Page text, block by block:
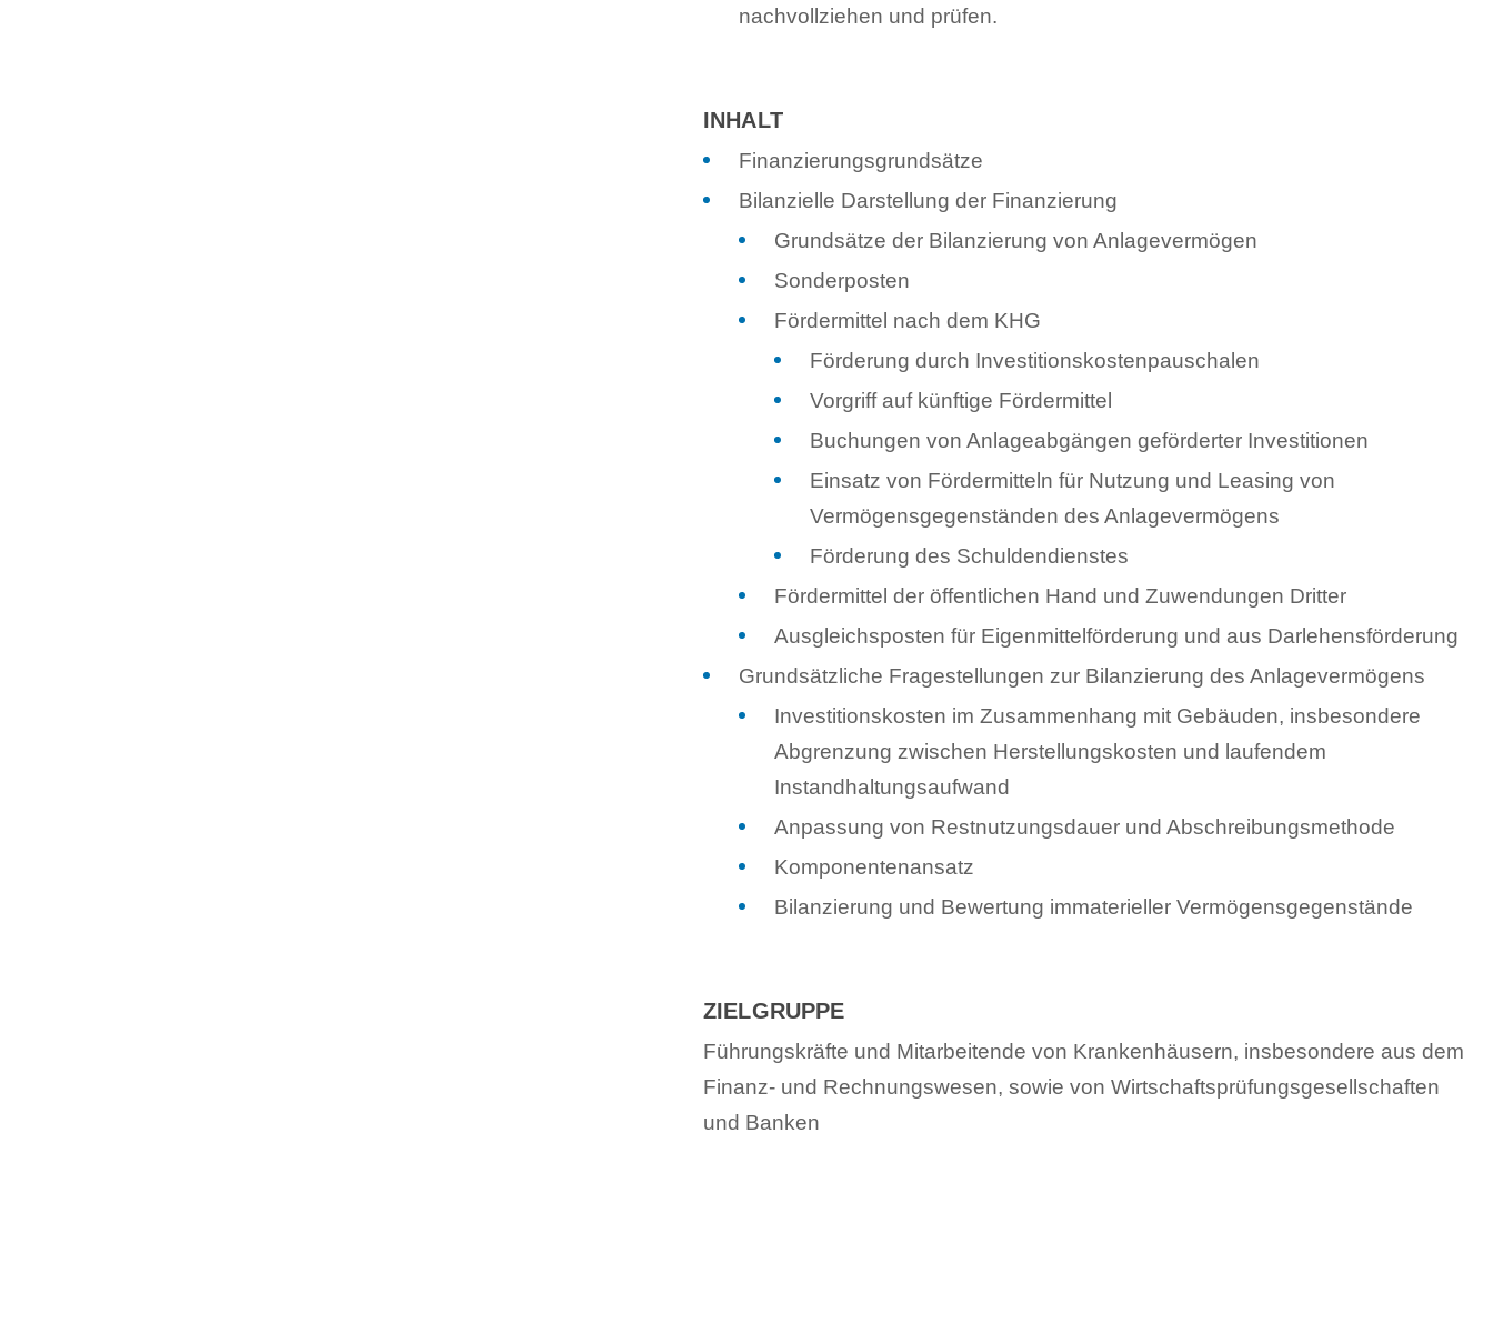
nachvollziehen und prüfen.
INHALT
Finanzierungsgrundsätze
Bilanzielle Darstellung der Finanzierung
Grundsätze der Bilanzierung von Anlagevermögen
Sonderposten
Fördermittel nach dem KHG
Förderung durch Investitionskostenpauschalen
Vorgriff auf künftige Fördermittel
Buchungen von Anlageabgängen geförderter Investitionen
Einsatz von Fördermitteln für Nutzung und Leasing von
Vermögensgegenständen des Anlagevermögens
Förderung des Schuldendienstes
Fördermittel der öffentlichen Hand und Zuwendungen Dritter
Ausgleichsposten für Eigenmittelförderung und aus Darlehensförderung
Grundsätzliche Fragestellungen zur Bilanzierung des Anlagevermögens
Investitionskosten im Zusammenhang mit Gebäuden, insbesondere
Abgrenzung zwischen Herstellungskosten und laufendem
Instandhaltungsaufwand
Anpassung von Restnutzungsdauer und Abschreibungsmethode
Komponentenansatz
Bilanzierung und Bewertung immaterieller Vermögensgegenstände
ZIELGRUPPE
Führungskräfte und Mitarbeitende von Krankenhäusern, insbesondere aus dem
Finanz- und Rechnungswesen, sowie von Wirtschaftsprüfungsgesellschaften
und Banken